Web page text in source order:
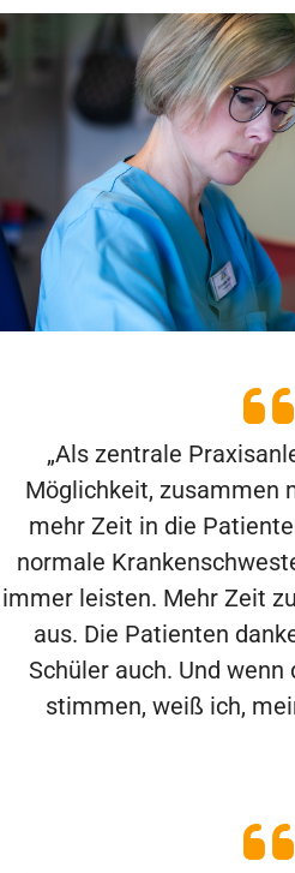
„Als zentrale
Möglichkeit, zusammen
mehr Zeit in die
normale
immer leisten. Mehr Zeit
aus. Die Patienten
Schüler auch. Und
stimmen, weiß ich,